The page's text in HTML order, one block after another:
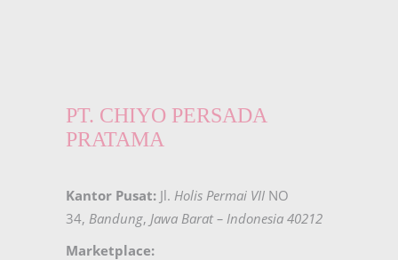
PT. CHIYO PERSADA
PRATAMA
Kantor Pusat: Jl. Holis Permai VII NO
34, Bandung, Jawa Barat – Indonesia 40212
Marketplace: